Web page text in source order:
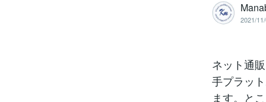
2021/
ネット通
手プラッ
ます。と